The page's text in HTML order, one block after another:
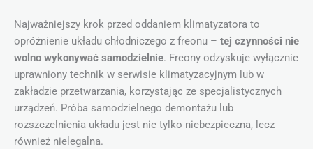
Najważniejszy krok przed oddaniem klimatyzatora to
opróżnienie układu chłodniczego z freonu – tej czynności nie
wolno wykonywać samodzielnie. Freony odzyskuje wyłącznie
uprawniony technik w serwisie klimatyzacyjnym lub w
zakładzie przetwarzania, korzystając ze specjalistycznych
urządzeń. Próba samodzielnego demontażu lub
rozszczelnienia układu jest nie tylko niebezpieczna, lecz
również nielegalna.